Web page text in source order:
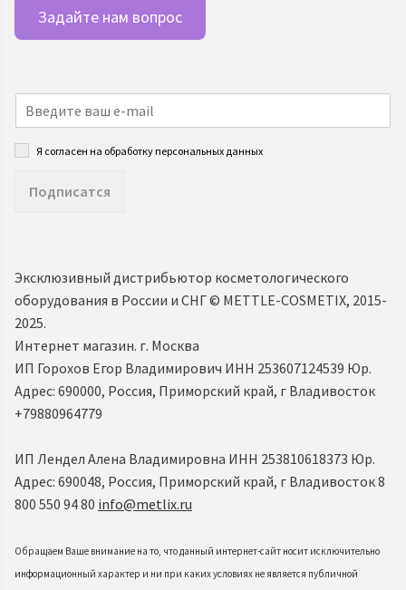
Задайте нам вопрос
Я согласен на обработку персональных данных
Подписатся
Эксклюзивный дистрибьютор косметологического
оборудования в России и СНГ ©️ METTLE-COSMETIX, 2015-
2025.
Интернет магазин. г. Москва
ИП Горохов Егор Владимирович ИНН 253607124539 Юр.
Адрес: 690000, Россия, Приморский край, г Владивосток
+79880964779
ИП Лендел Алена Владимировна ИНН 253810618373 Юр.
Адрес: 690048, Россия, Приморский край, г Владивосток 8
800 550 94 80 info@metlix.ru
Обращаем Ваше внимание на то, что данный интернет-сайт носит исключительно
информационный характер и ни при каких условиях не является публичной